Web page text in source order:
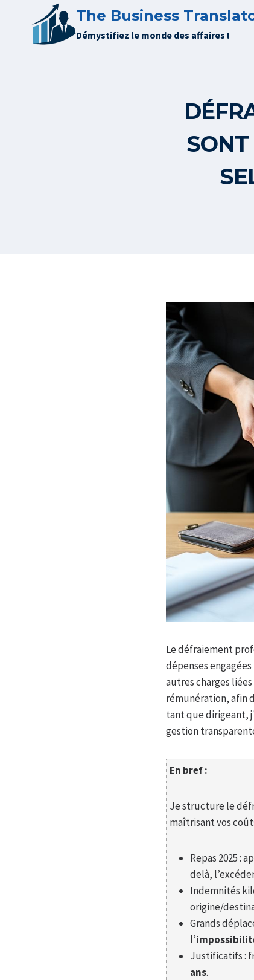
contenu
The Business
Démystifiez le monde des affaires !
Le défraiement
dépenses
autres charges
rémunération, afin
tant que dirigeant,
gestion
En bref :
Je structure le
maîtrisant vos
Repas 2025 :
delà,
Indemnités
origine/
Grands
l’
Justificatifs :
ans.